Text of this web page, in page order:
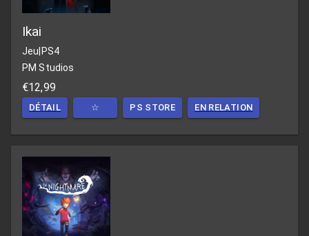
Ikai
Jeu|PS4
PM Studios
€12,99
DÉTAIL ☆ PS STORE EN RELATION